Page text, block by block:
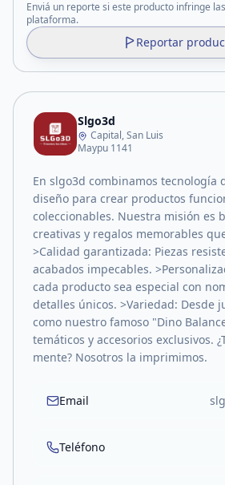
Enviá un reporte si este producto infringe
plataforma.
Reportar
Slgo3d
Capital, San Luis
Maypu 1141
En slgo3d combinamos tecnología
diseño para crear productos
coleccionables. Nuestra misión es
creativas y regalos memorables
>Calidad garantizada: Piezas
acabados impecables.
cada producto sea especial con
detalles únicos. >Variedad: Desde
como nuestro famoso "Dino
temáticos y accesorios exclusivos.
mente? Nosotros la imprimimos.
Email
Teléfono